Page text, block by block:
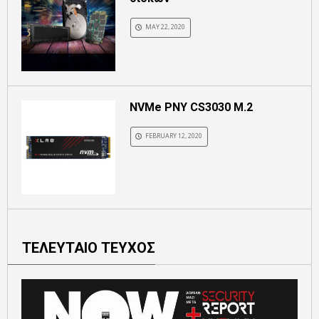
MAY 22, 2020
NVMe PNY CS3030 M.2
FEBRUARY 12, 2020
ΤΕΛΕΥΤΑΙΟ ΤΕΥΧΟΣ